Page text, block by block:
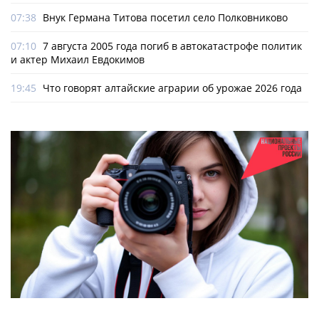
07:38 Внук Германа Титова посетил село Полковниково
07:10 7 августа 2005 года погиб в автокатастрофе политик
и актер Михаил Евдокимов
19:45 Что говорят алтайские аграрии об урожае 2026 года